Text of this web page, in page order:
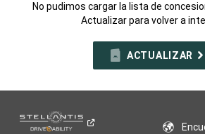
No pudimos cargar la lista de
Actualizar para volver a
ACTUALIZAR